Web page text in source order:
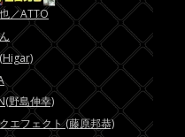
／ATTO
野島伸幸)
エフェクト (藤原邦恭)